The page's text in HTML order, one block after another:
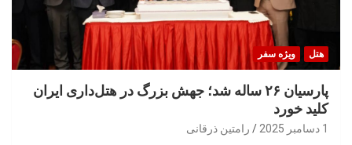
هتل ویژه سفر
پارسیان ۲۶ ساله شد؛ جهش بزرگ در هتل‌داری ایران
کلید خورد
1 دسامبر 2025 رامتین ذرقانی